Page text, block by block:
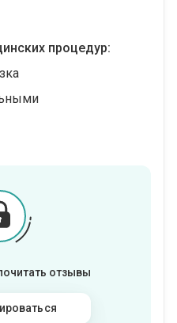
процедур:
отзывы